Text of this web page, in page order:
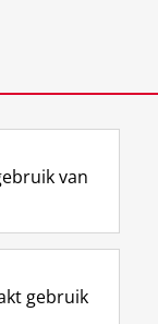
I
n
t
Y
o
T
van
gebruik